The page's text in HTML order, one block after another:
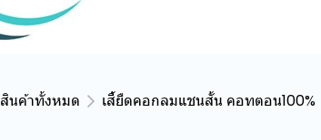
สินค้าทั้งหมด เสื้ยืดคอกลมแชนสั้น คอทตอน100%